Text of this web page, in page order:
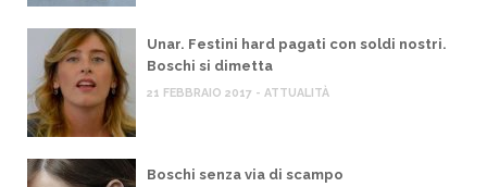
Unar. Festini hard pagati con soldi nostri.
Boschi si dimetta
21 FEBBRAIO 2017 - ATTUALITÀ
Boschi senza via di scampo